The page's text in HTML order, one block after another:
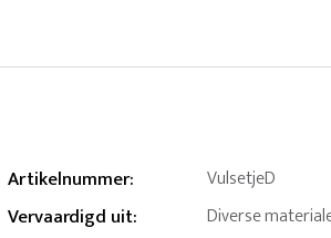
Artikelnummer: VulsetjeD
Vervaardigd uit: Diverse